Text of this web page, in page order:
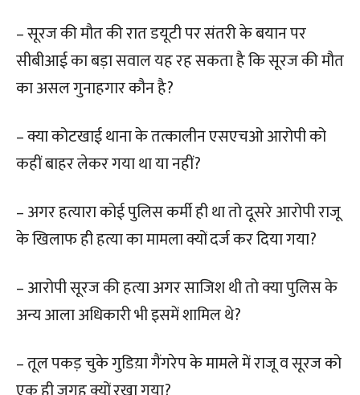
– सूरज की मौत की रात डयूटी पर संतरी के बयान पर
सीबीआई का बड़ा सवाल यह रह सकता है कि सूरज की मौत
का असल गुनाहगार कौन है?
– क्या कोटखाई थाना के तत्कालीन एसएचओ आरोपी को
कहीं बाहर लेकर गया था या नहीं?
– अगर हत्यारा कोई पुलिस कर्मी ही था तो दूसरे आरोपी राजू
के खिलाफ ही हत्या का मामला क्यों दर्ज कर दिया गया?
– आरोपी सूरज की हत्या अगर साजिश थी तो क्या पुलिस के
अन्य आला अधिकारी भी इसमें शामिल थे?
– तूल पकड़ चुके गुडिय़ा गैंगरेप के मामले में राजू व सूरज को